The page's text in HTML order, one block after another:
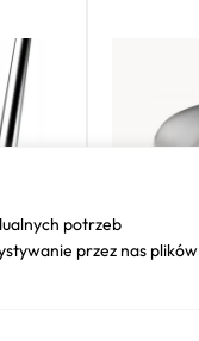
potrzeb
przez nas plików